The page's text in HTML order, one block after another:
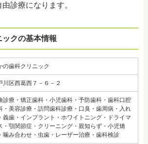
診療になります。
クの基本情報
の歯科クリニック
川区西葛西７－６－２
診療・矯正歯科・小児歯科・予防歯科・歯科口腔
・美容診療・訪問歯科診療・口臭・歯周病・入れ
義歯・インプラント・ホワイトニング・ドライマ
・顎関節症・クリーニング・親知らず・小児矯
噛み合わせ・虫歯・レーザー治療・歯科検診